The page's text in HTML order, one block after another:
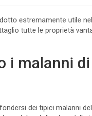
estremamente utile
tutte le proprietà
i malanni
dei tipici malanni